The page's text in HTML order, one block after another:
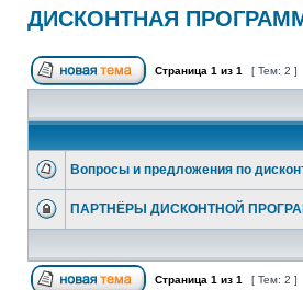
ДИСКОНТНАЯ
Страница 1 из 1 [ Тем: 2 ]
Вопросы и предложения по
ПАРТНЁРЫ ДИСКОНТНОЙ
Страница 1 из 1 [ Тем: 2 ]